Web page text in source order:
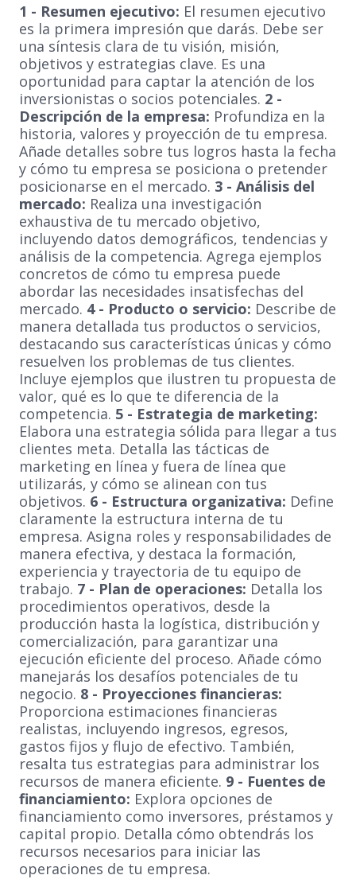
1 - Resumen ejecutivo: El resumen ejecutivo
es la primera impresión que darás. Debe ser
una síntesis clara de tu visión, misión,
objetivos y estrategias clave. Es una
oportunidad para captar la atención de los
inversionistas o socios potenciales. 2 -
Descripción de la empresa: Profundiza en la
historia, valores y proyección de tu empresa.
Añade detalles sobre tus logros hasta la fecha
y cómo tu empresa se posiciona o pretender
posicionarse en el mercado. 3 - Análisis del
mercado: Realiza una investigación
exhaustiva de tu mercado objetivo,
incluyendo datos demográficos, tendencias y
análisis de la competencia. Agrega ejemplos
concretos de cómo tu empresa puede
abordar las necesidades insatisfechas del
mercado. 4 - Producto o servicio: Describe de
manera detallada tus productos o servicios,
destacando sus características únicas y cómo
resuelven los problemas de tus clientes.
Incluye ejemplos que ilustren tu propuesta de
valor, qué es lo que te diferencia de la
competencia. 5 - Estrategia de marketing:
Elabora una estrategia sólida para llegar a tus
clientes meta. Detalla las tácticas de
marketing en línea y fuera de línea que
utilizarás, y cómo se alinean con tus
objetivos. 6 - Estructura organizativa: Define
claramente la estructura interna de tu
empresa. Asigna roles y responsabilidades de
manera efectiva, y destaca la formación,
experiencia y trayectoria de tu equipo de
trabajo. 7 - Plan de operaciones: Detalla los
procedimientos operativos, desde la
producción hasta la logística, distribución y
comercialización, para garantizar una
ejecución eficiente del proceso. Añade cómo
manejarás los desafíos potenciales de tu
negocio. 8 - Proyecciones financieras:
Proporciona estimaciones financieras
realistas, incluyendo ingresos, egresos,
gastos fijos y flujo de efectivo. También,
resalta tus estrategias para administrar los
recursos de manera eficiente. 9 - Fuentes de
financiamiento: Explora opciones de
financiamiento como inversores, préstamos y
capital propio. Detalla cómo obtendrás los
recursos necesarios para iniciar las
operaciones de tu empresa.